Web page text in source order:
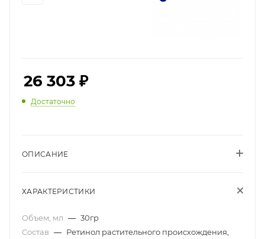
26 303 ₽
Достаточно
ОПИСАНИЕ
ХАРАКТЕРИСТИКИ
Объем, мл — 30гр
Состав — Ретинол растительного происхождения,